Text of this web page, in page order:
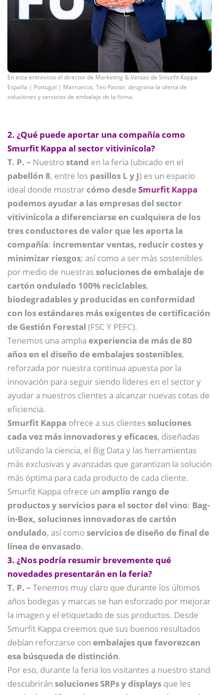
En esta entrevista el director de Marketing & Ventas de Smurfit Kappa
España | Portugal | Marruecos, Teo Pastor, desgrana la oferta de
soluciones y servicios de embalaje de la firma.
2. ¿Qué puede aportar una compañía como
Smurfit Kappa al sector vitivinícola?
T. P. – Nuestrostand en la feria (ubicado en el
pabellón 8, entre los pasillos L y J) es un espacio
ideal donde mostrarcómo desdeSmurfit Kappa
podemos ayudar a las empresas del sector
vitivinícola a diferenciarse en cualquiera de los
tres conductores de valor que les aporta la
compañía: incrementar ventas, reducir costesy
minimizar riesgos; así como a ser más sostenibles
por medio de nuestrassoluciones de embalaje de
cartón ondulado 100% reciclables,
biodegradables y producidas en conformidad
con los estándares más exigentes de certificación
de Gestión Forestal (FSC Y PEFC).
Tenemos una amplia experiencia de más de 80
años en el diseño de embalajes sostenibles,
reforzada por nuestra continua apuesta por la
innovación para seguir siendo líderes en el sector y
ayudar a nuestros clientes a alcanzar nuevas cotas de
eficiencia.
Smurfit Kappa ofrece a sus clientessoluciones
cada vez más innovadores y eficaces, diseñadas
utilizando la ciencia, el Big Data y las herramientas
más exclusivas y avanzadas que garantizan la solución
más óptima para cada producto de cada cliente.
Smurfit Kappa ofrece un amplio rango de
productos y servicios para el sector del vino: Bag-
in-Box, soluciones innovadoras de cartón
ondulado, así comoservicios de diseño de final de
línea de envasado.
3. ¿Nos podría resumir brevemente qué
novedades presentarán en la feria?
T. P. – Tenemos muy claro que durante los últimos
años bodegas y marcas se han esforzado por mejorar
la imagen y el etiquetado de sus productos. Desde
Smurfit Kappa creemos que sus buenos resultados
debían reforzarse con embalajes que favorezcan
esa búsqueda de distinción.
Por eso, durante la feria los visitantes a nuestro stand
descubrirán soluciones SRPs y displays que les